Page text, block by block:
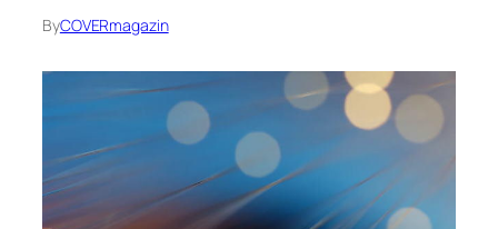
ByCOVERmagazin